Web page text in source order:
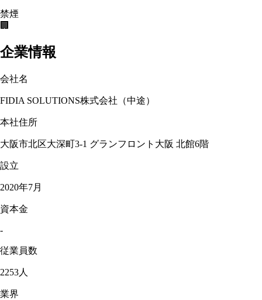
禁煙
🏢
企業情報
会社名
FIDIA SOLUTIONS株式会社（中途）
本社住所
大阪市北区大深町3-1 グランフロント大阪 北館6階
設立
2020年7月
資本金
-
従業員数
2253人
業界